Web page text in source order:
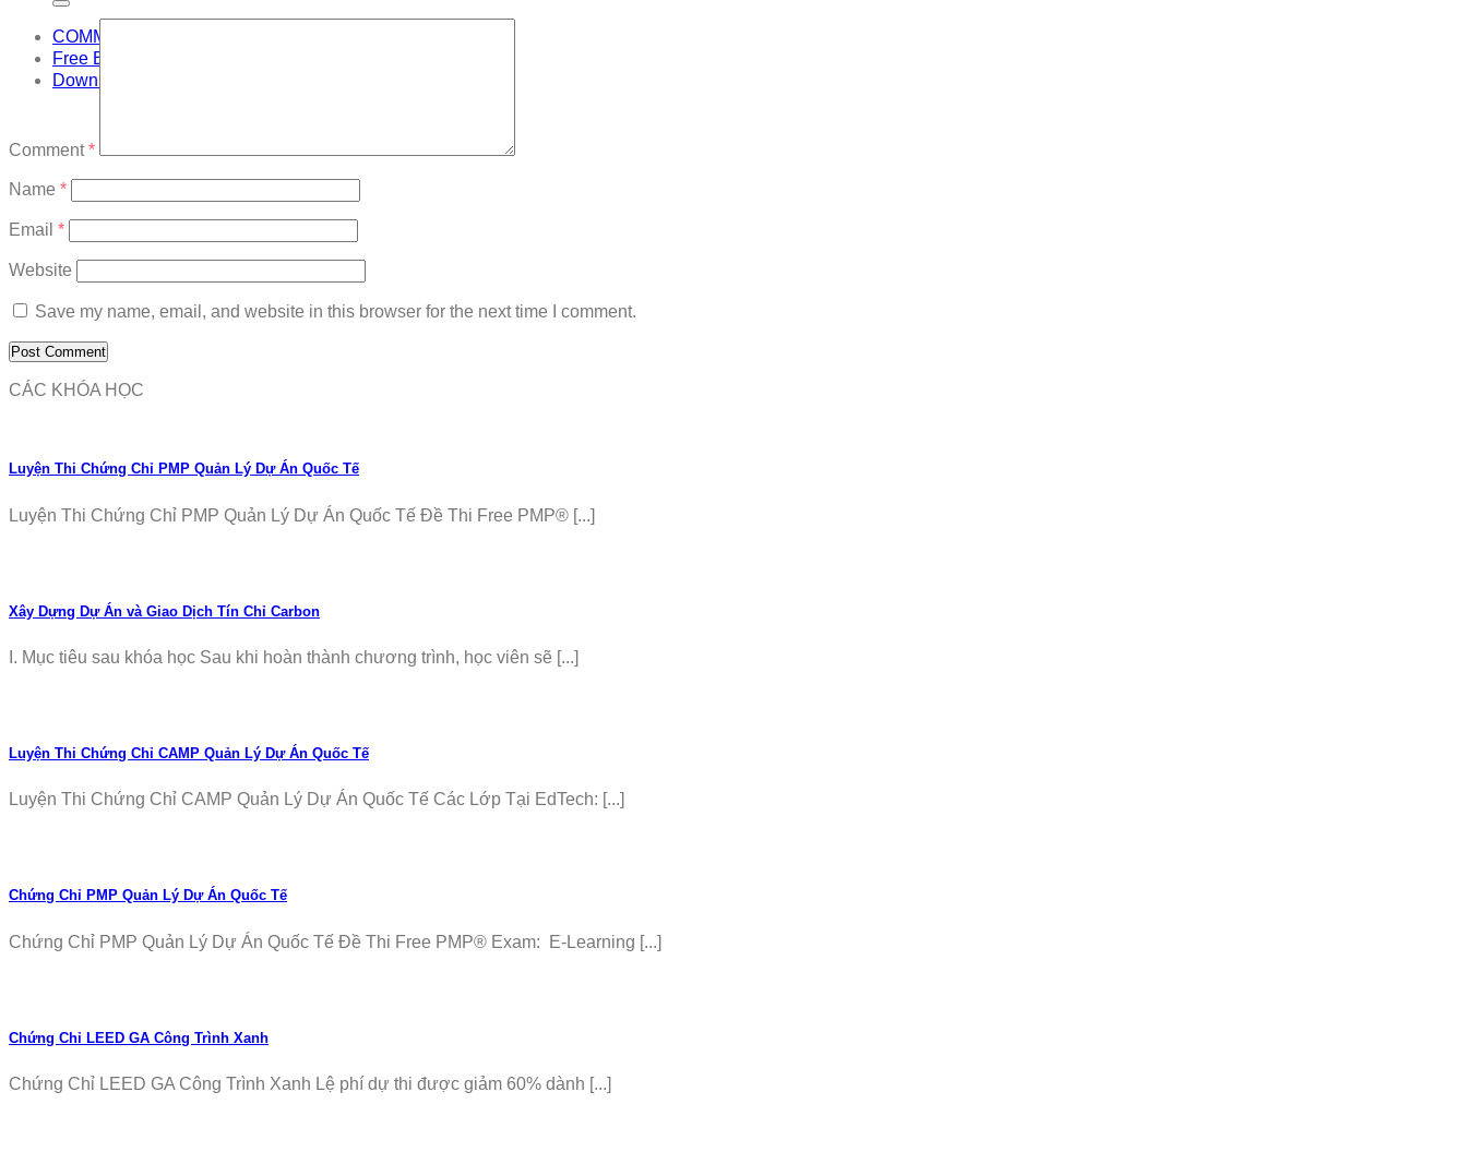
COMMUNITY
Free Exam
Download
Comment*
Name *
Email *
Website
Save my name, email, and website in this browser for the next time I comment.
CÁC KHÓA HỌC
Luyện Thi Chứng Chỉ PMP Quản Lý Dự Án Quốc Tế
Luyện Thi Chứng Chỉ PMP Quản Lý Dự Án Quốc Tế Đề Thi Free PMP® [...]
Xây Dựng Dự Án và Giao Dịch Tín Chỉ Carbon
I. Mục tiêu sau khóa học Sau khi hoàn thành chương trình, học viên sẽ [...]
Luyện Thi Chứng Chỉ CAMP Quản Lý Dự Án Quốc Tế
Luyện Thi Chứng Chỉ CAMP Quản Lý Dự Án Quốc Tế Các Lớp Tại EdTech: [...]
Chứng Chỉ PMP Quản Lý Dự Án Quốc Tế
Chứng Chỉ PMP Quản Lý Dự Án Quốc Tế Đề Thi Free PMP® Exam: E-Learning [...]
Chứng Chỉ LEED GA Công Trình Xanh
Chứng Chỉ LEED GA Công Trình Xanh Lệ phí dự thi được giảm 60% dành [...]